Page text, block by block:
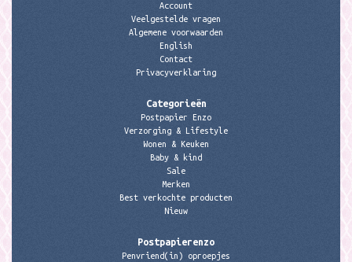
Account
Veelgestelde vragen
Algemene voorwaarden
English
Contact
Privacyverklaring
Categorieën
Postpapier Enzo
Verzorging & Lifestyle
Wonen & Keuken
Baby & kind
Sale
Merken
Best verkochte producten
Nieuw
Postpapierenzo
Penvriend(in) oproepjes